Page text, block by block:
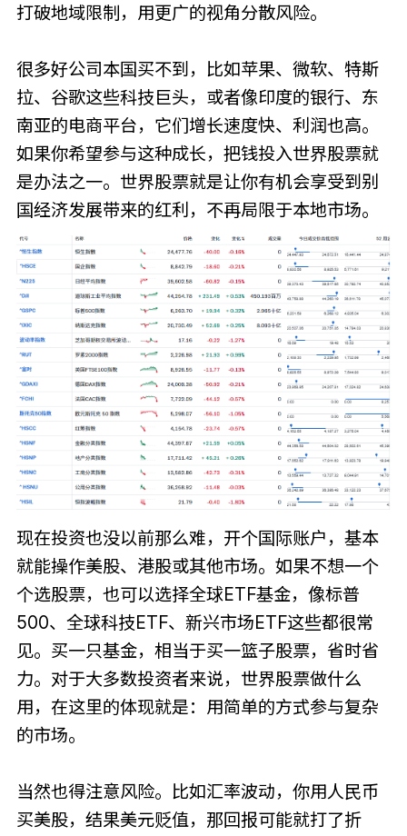
打破地域限制，用更广的视角分散风险。
很多好公司本国买不到，比如苹果、微软、特斯
拉、谷歌这些科技巨头，或者像印度的银行、东
南亚的电商平台，它们增长速度快、利润也高。
如果你希望参与这种成长，把钱投入世界股票就
是办法之一。世界股票就是让你有机会享受到别
国经济发展带来的红利，不再局限于本地市场。
现在投资也没以前那么难，开个国际账户，基本
就能操作美股、港股或其他市场。如果不想一个
个选股票，也可以选择全球ETF基金，像标普
500、全球科技ETF、新兴市场ETF这些都很常
见。买一只基金，相当于买一篮子股票，省时省
力。对于大多数投资者来说，世界股票做什么
用，在这里的体现就是：用简单的方式参与复杂
的市场。
当然也得注意风险。比如汇率波动，你用人民币
买美股，结果美元贬值，那回报可能就打了折